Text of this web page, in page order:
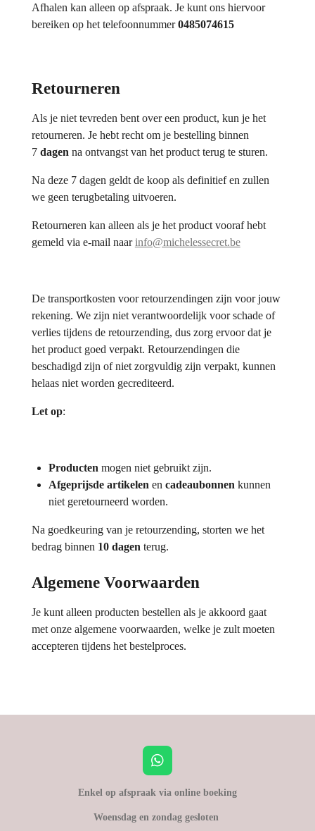
Afhalen kan alleen op afspraak. Je kunt ons hiervoor
bereiken op het telefoonnummer0485074615
Retourneren
Als je niet tevreden bent over een product, kun je het
retourneren. Je hebt recht om je bestelling binnen
7dagen na ontvangst van het product terug te sturen.
Na deze 7 dagen geldt de koop als definitief en zullen
we geen terugbetaling uitvoeren.
Retourneren kan alleen als je het product vooraf hebt
gemeld via e-mail naarinfo@michelessecret.be
De transportkosten voor retourzendingen zijn voor jouw
rekening. We zijn niet verantwoordelijk voor schade of
verlies tijdens de retourzending, dus zorg ervoor dat je
het product goed verpakt. Retourzendingen die
beschadigd zijn of niet zorgvuldig zijn verpakt, kunnen
helaas niet worden gecrediteerd.
Let op:
Producten mogen niet gebruikt zijn.
Afgeprijsde artikelen en cadeaubonnen kunnen
niet geretourneerd worden.
Na goedkeuring van je retourzending, storten we het
bedrag binnen 10 dagen terug.
Algemene Voorwaarden
Je kunt alleen producten bestellen als je akkoord gaat
met onze algemene voorwaarden, welke je zult moeten
accepteren tijdens het bestelproces.
W
a
s
Enkel op afspraak via online boeking
Woensdag en zondag gesloten